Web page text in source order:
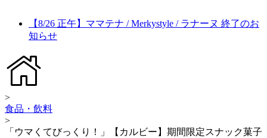
【8/26 正午】ママテナ / Merkystyle / ラナーヌ 終了のお
知らせ
>
食品・飲料
>
「ウマくてびっくり！」【カルビー】期間限定スナック菓子